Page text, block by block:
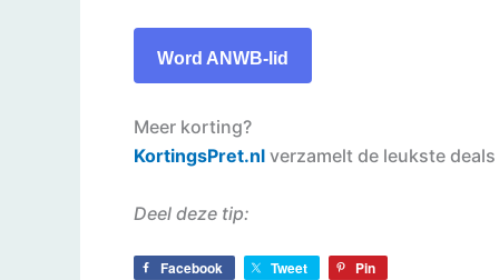
Word ANWB-lid
Meer korting?
KortingsPret.nl verzamelt de leukste
Deel deze tip:
Facebook Tweet Pin